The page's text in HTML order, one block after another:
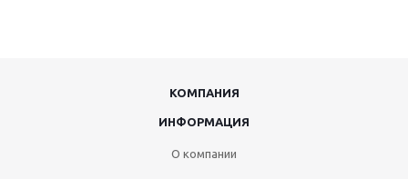
КОМПАНИЯ
ИНФОРМАЦИЯ
О компании